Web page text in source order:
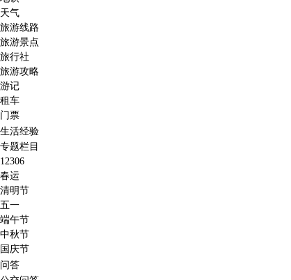
天气
旅游线路
旅游景点
旅行社
旅游攻略
游记
租车
门票
生活经验
专题栏目
12306
春运
清明节
五一
端午节
中秋节
国庆节
问答